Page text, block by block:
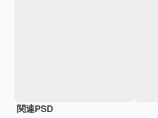
関連PSD